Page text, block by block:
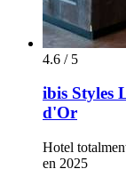
4.6 / 5
ibis Styles
d'Or
Hotel
en 2025